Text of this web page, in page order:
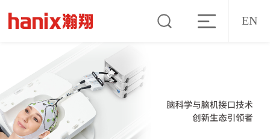
EN